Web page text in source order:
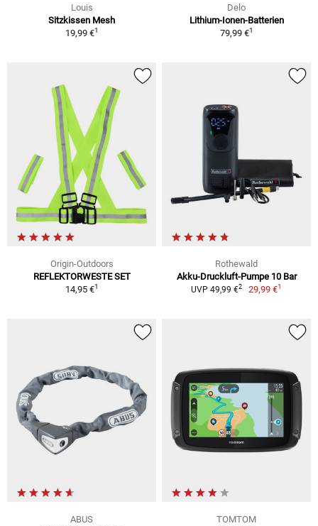
Louis
Sitzkissen Mesh
19,99 €1
Delo
Lithium-Ionen-Batterien
79,99 €1
Origin-Outdoors
REFLEKTORWESTE SET
14,95 €1
Rothewald
Akku-Druckluft-Pumpe 10 Bar
UVP 49,99 €2 29,99 €1
ABUS
TOMTOM